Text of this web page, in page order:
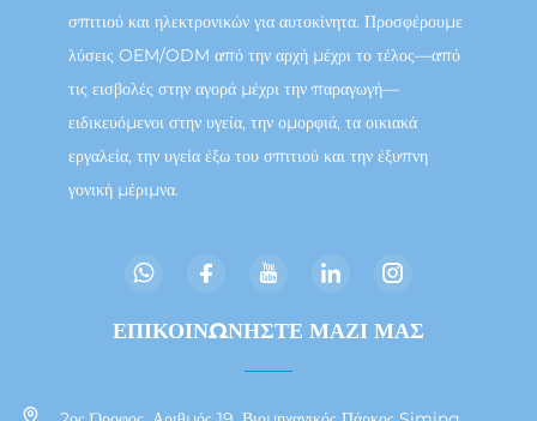
σπιτιού και ηλεκτρονικών για αυτοκίνητα. Προσφέρουμε
λύσεις OEM/ODM από την αρχή μέχρι το τέλος—από
τις εισβολές στην αγορά μέχρι την παραγωγή—
ειδικευόμενοι στην υγεία, την ομορφιά, τα οικιακά
εργαλεία, την υγεία έξω του σπιτιού και την έξυπνη
γονική μέριμνα.
ΕΠΙΚΟΙΝΩΝΗΣΤΕ ΜΑΖΙ ΜΑΣ